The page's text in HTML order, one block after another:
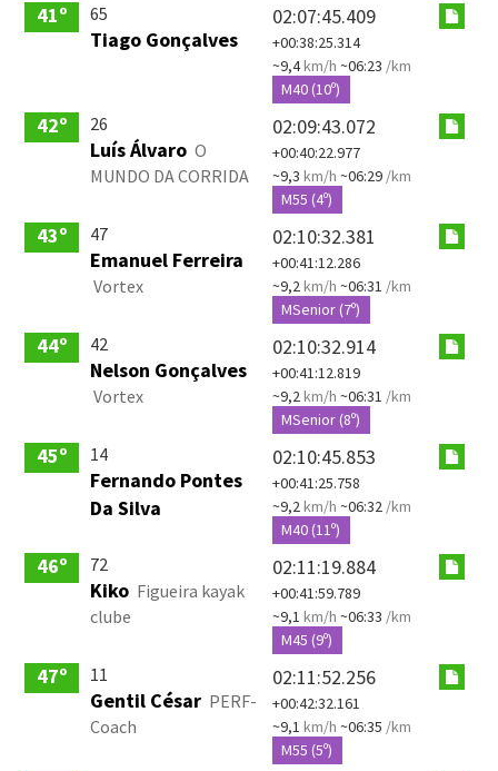
41º 65
Tiago Gonçalves
02:07:45.409
+00:38:25.314
~9,4km/h ~06:23 /km
M40 (10º)
42º 26
Luís Álvaro O
MUNDO DA CORRIDA
02:09:43.072
+00:40:22.977
~9,3 km/h ~06:29 /km
M55 (4º)
43º 47
Emanuel Ferreira
Vortex
02:10:32.381
+00:41:12.286
~9,2km/h ~06:31 /km
MSenior (7º)
44º 42
Nelson Gonçalves
Vortex
02:10:32.914
+00:41:12.819
~9,2km/h ~06:31 /km
MSenior (8º)
45º 14
Fernando Pontes
Da Silva
02:10:45.853
+00:41:25.758
~9,2km/h ~06:32 /km
M40 (11º)
46º 72
Kiko Figueira kayak
clube
02:11:19.884
+00:41:59.789
~9,1 km/h ~06:33 /km
M45 (9º)
47º 11
Gentil César PERF-
Coach
02:11:52.256
+00:42:32.161
~9,1 km/h ~06:35 /km
M55 (5º)